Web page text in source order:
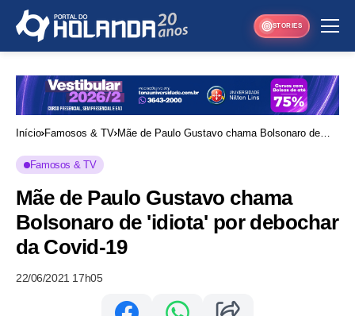
STORIES
Início Famosos & TV Mãe de Paulo Gustavo chama Bolsonaro de
Famosos & TV
Mãe de Paulo Gustavo chama
Bolsonaro de 'idiota' por debochar
da Covid-19
22/06/2021 17h05